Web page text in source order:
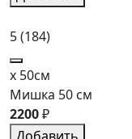
5(184)
x 50см
Мишка 50 см
2200₽